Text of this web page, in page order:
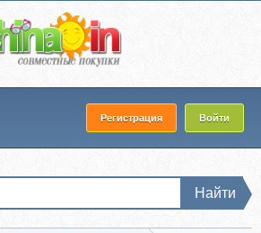
Регистрация Войти
Найти